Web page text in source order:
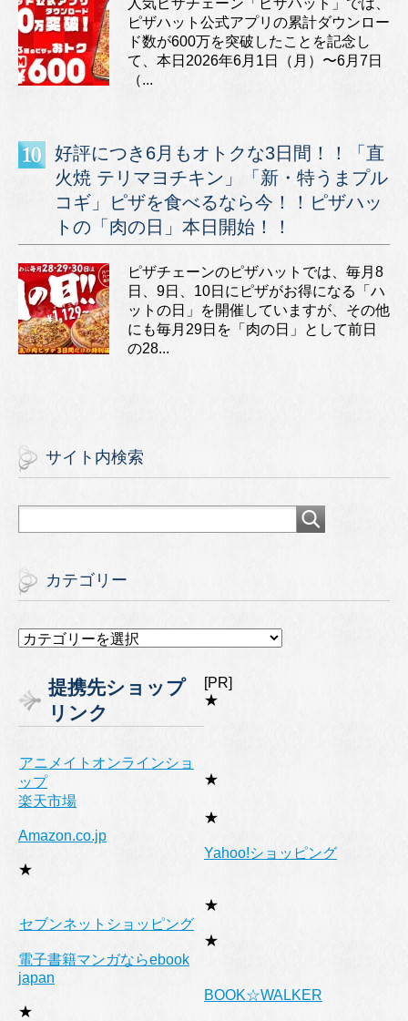
人気ピザチェーン「ピザハット」では、
ピザハット公式アプリの累計ダウンロー
ド数が600万を突破したことを記念し
て、本日2026年6月1日（月）〜6月7日
（...
好評につき6月もオトクな3日間！！「直
火焼 テリマヨチキン」「新・特うまプル
コギ」ピザを食べるなら今！！ピザハッ
トの「肉の日」本日開始！！
ピザチェーンのピザハットでは、毎月8
日、9日、10日にピザがお得になる「ハ
ットの日」を開催していますが、その他
にも毎月29日を「肉の日」として前日
の28...
サイト内検索
カテゴリー
カ
リ
ー
提携先ショップ
リンク
[PR]
★
アニメイトオンラインショ
ップ
★
楽天市場
★
Amazon.co.jp
★
Yahoo!ショッピング
★
セブンネットショッピング
★
電子書籍マンガならebook
japan
★
BOOK☆WALKER